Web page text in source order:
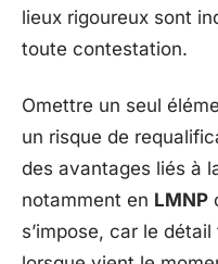
lieux rigoureux sont
toute contestation.
Omettre un seul
un risque de
des avantages liés à
notamment en LMNP
s’impose, car le